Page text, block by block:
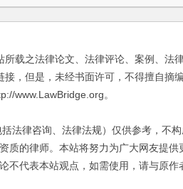
所载之法律论文、法律评论、案例、法
接，但是，未经书面许可，不得擅自摘
www.LawBridge.org。
律咨询、法律法规）仅供参考，不构
质的律师。本站将努力为广大网友提
不代表本站观点，如需使用，请与原作